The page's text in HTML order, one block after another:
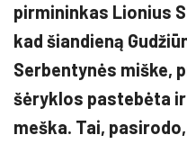
pirmininkas Lionius
kad šiandieną
Serbentynės miške,
šėryklos pastebėta
meška. Tai,